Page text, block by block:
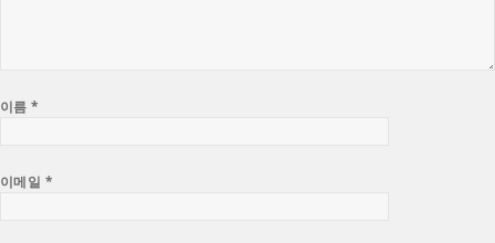
이름*
이메일 *